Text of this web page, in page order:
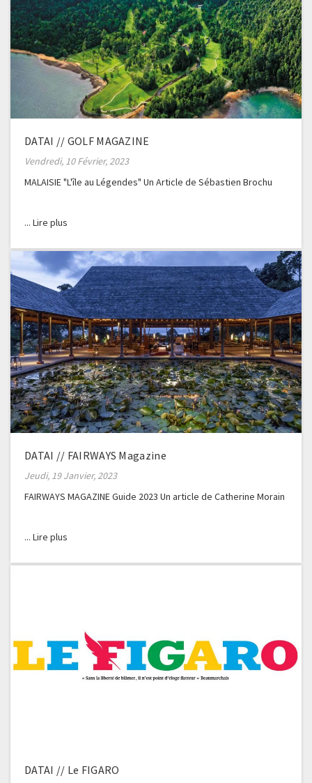
DATAI // GOLF MAGAZINE
Vendredi, 10 Février, 2023
MALAISIE "L'île au Légendes" Un Article de Sébastien Brochu
DATAI // FAIRWAYS Magazine
Jeudi, 19 Janvier, 2023
FAIRWAYS MAGAZINE Guide 2023 Un article de Catherine Morain
DATAI // Le FIGARO